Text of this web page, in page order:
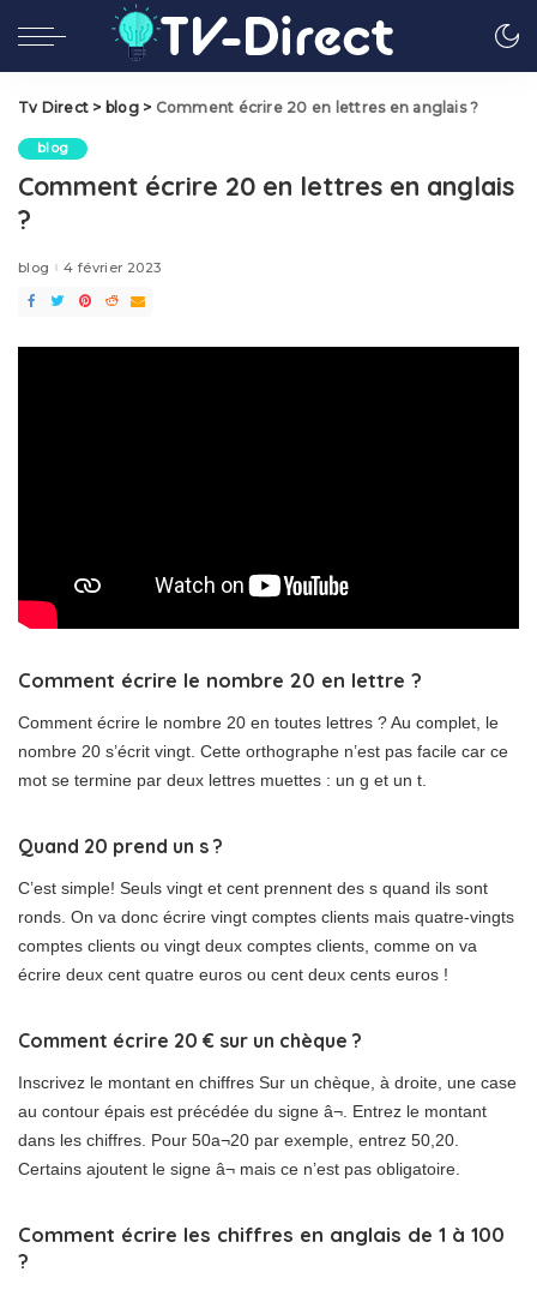
Tv Direct > blog> Comment écrire 20 en lettres en anglais ?
blog
Comment écrire 20 en lettres en anglais
?
blog 4 février 2023
Comment écrire le nombre 20 en lettre ?
Comment écrire le nombre 20 en toutes lettres ? Au complet, le
nombre 20 s’écrit vingt. Cette orthographe n’est pas facile car ce
mot se termine par deux lettres muettes : un g et un t.
Quand 20 prend un s ?
C’est simple! Seuls vingt et cent prennent des s quand ils sont
ronds. On va donc écrire vingt comptes clients mais quatre-vingts
comptes clients ou vingt deux comptes clients, comme on va
écrire deux cent quatre euros ou cent deux cents euros !
Comment écrire 20 € sur un chèque ?
Inscrivez le montant en chiffres Sur un chèque, à droite, une case
au contour épais est précédée du signe â¬. Entrez le montant
dans les chiffres. Pour 50a¬20 par exemple, entrez 50,20.
Certains ajoutent le signe â¬ mais ce n’est pas obligatoire.
Comment écrire les chiffres en anglais de 1 à 100
?